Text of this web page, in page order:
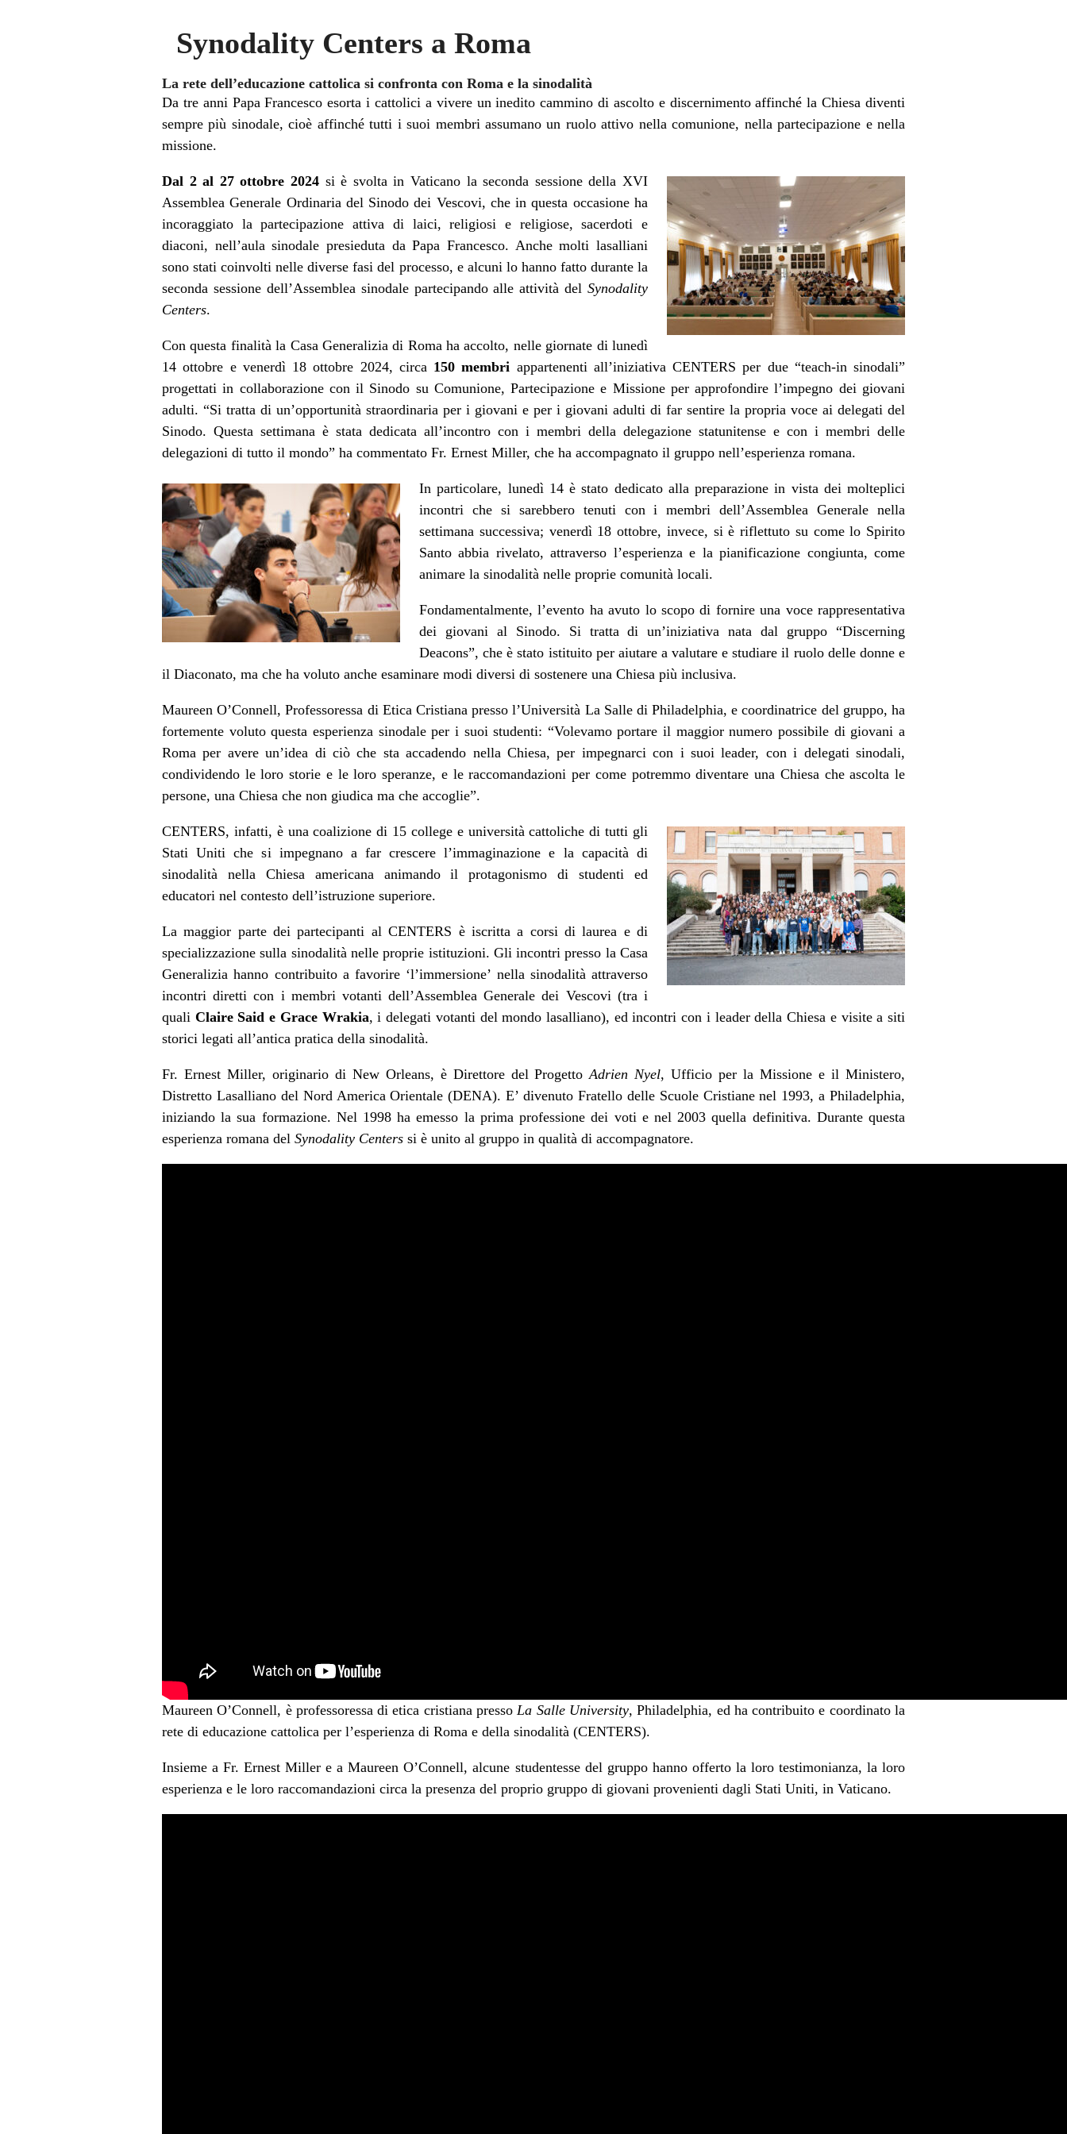
Synodality Centers a Roma
La rete dell’educazione cattolica si confronta con Roma e la sinodalità
Da tre anni Papa Francesco esorta i cattolici a vivere un inedito cammino di ascolto e discernimento affinché la Chiesa diventi
sempre più sinodale, cioè affinché tutti i suoi membri assumano un ruolo attivo nella comunione, nella partecipazione e nella
missione.
Dal 2 al 27 ottobre 2024 si è svolta in Vaticano la seconda sessione della XVI
Assemblea Generale Ordinaria del Sinodo dei Vescovi, che in questa occasione ha
incoraggiato la partecipazione attiva di laici, religiosi e religiose, sacerdoti e
diaconi, nell’aula sinodale presieduta da Papa Francesco. Anche molti lasalliani
sono stati coinvolti nelle diverse fasi del processo, e alcuni lo hanno fatto durante la
seconda sessione dell’Assemblea sinodale partecipando alle attività del Synodality
Centers.
Con questa finalità la Casa Generalizia di Roma ha accolto, nelle giornate di lunedì
14 ottobre e venerdì 18 ottobre 2024, circa 150 membri appartenenti all’iniziativa CENTERS per due “teach-in sinodali”
progettati in collaborazione con il Sinodo su Comunione, Partecipazione e Missione per approfondire l’impegno dei giovani
adulti. “Si tratta di un’opportunità straordinaria per i giovani e per i giovani adulti di far sentire la propria voce ai delegati del
Sinodo. Questa settimana è stata dedicata all’incontro con i membri della delegazione statunitense e con i membri delle
delegazioni di tutto il mondo” ha commentato Fr. Ernest Miller, che ha accompagnato il gruppo nell’esperienza romana.
In particolare, lunedì 14 è stato dedicato alla preparazione in vista dei molteplici
incontri che si sarebbero tenuti con i membri dell’Assemblea Generale nella
settimana successiva; venerdì 18 ottobre, invece, si è riflettuto su come lo Spirito
Santo abbia rivelato, attraverso l’esperienza e la pianificazione congiunta, come
animare la sinodalità nelle proprie comunità locali.
Fondamentalmente, l’evento ha avuto lo scopo di fornire una voce rappresentativa
dei giovani al Sinodo. Si tratta di un’iniziativa nata dal gruppo “Discerning
Deacons”, che è stato istituito per aiutare a valutare e studiare il ruolo delle donne e
il Diaconato, ma che ha voluto anche esaminare modi diversi di sostenere una Chiesa più inclusiva.
Maureen O’Connell, Professoressa di Etica Cristiana presso l’Università La Salle di Philadelphia, e coordinatrice del gruppo, ha
fortemente voluto questa esperienza sinodale per i suoi studenti: “Volevamo portare il maggior numero possibile di giovani a
Roma per avere un’idea di ciò che sta accadendo nella Chiesa, per impegnarci con i suoi leader, con i delegati sinodali,
condividendo le loro storie e le loro speranze, e le raccomandazioni per come potremmo diventare una Chiesa che ascolta le
persone, una Chiesa che non giudica ma che accoglie”.
CENTERS, infatti, è una coalizione di 15 college e università cattoliche di tutti gli
Stati Uniti che si impegnano a far crescere l’immaginazione e la capacità di
sinodalità nella Chiesa americana animando il protagonismo di studenti ed
educatori nel contesto dell’istruzione superiore.
La maggior parte dei partecipanti al CENTERS è iscritta a corsi di laurea e di
specializzazione sulla sinodalità nelle proprie istituzioni. Gli incontri presso la Casa
Generalizia hanno contribuito a favorire ‘l’immersione’ nella sinodalità attraverso
incontri diretti con i membri votanti dell’Assemblea Generale dei Vescovi (tra i
quali Claire Said e Grace Wrakia, i delegati votanti del mondo lasalliano), ed incontri con i leader della Chiesa e visite a siti
storici legati all’antica pratica della sinodalità.
Fr. Ernest Miller, originario di New Orleans, è Direttore del ProgettoAdrien Nyel, Ufficio per la Missione e il Ministero,
Distretto Lasalliano del Nord America Orientale (DENA). E’ divenuto Fratello delle Scuole Cristiane nel 1993, a Philadelphia,
iniziando la sua formazione. Nel 1998 ha emesso la prima professione dei voti e nel 2003 quella definitiva. Durante questa
esperienza romana del Synodality Centers si è unito al gruppo in qualità di accompagnatore.
Maureen O’Connell, è professoressa di etica cristiana presso La Salle University, Philadelphia, ed ha contribuito e coordinato la
rete di educazione cattolica per l’esperienza di Roma e della sinodalità (CENTERS).
Insieme a Fr. Ernest Miller e a Maureen O’Connell, alcune studentesse del gruppo hanno offerto la loro testimonianza, la loro
esperienza e le loro raccomandazioni circa la presenza del proprio gruppo di giovani provenienti dagli Stati Uniti, in Vaticano.